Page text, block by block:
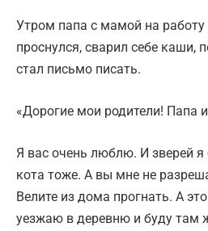
Утром папа с мамой на
проснулся, сварил себе каши,
стал письмо писать.
«Дорогие мои родители! Папа
Я вас очень люблю. И зверей
кота тоже. А вы мне не
Велите из дома прогнать. А
уезжаю в деревню и буду там